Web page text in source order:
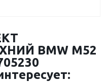
BMW M52